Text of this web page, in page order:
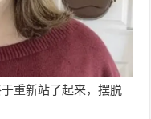
重新站了起来，摆脱